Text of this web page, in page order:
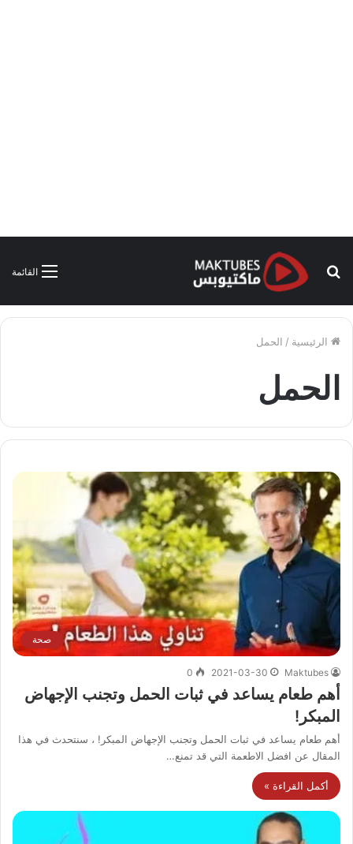
القائمة
بحث
الرئيسية / الحمل
الحمل
صحة
Maktubes
2021-03-30
0
أهم طعام يساعد في ثبات الحمل وتجنب الإجهاض
المبكر!
أهم طعام يساعد في ثبات الحمل وتجنب الإجهاض المبكر! ، سنتحدث في هذا
المقال عن افضل الاطعمة التي قد تمنع…
أكمل القراءة »